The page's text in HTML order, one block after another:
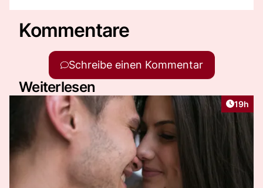
Kommentare
Schreibe einen Kommentar
Weiterlesen
Artikel
19h